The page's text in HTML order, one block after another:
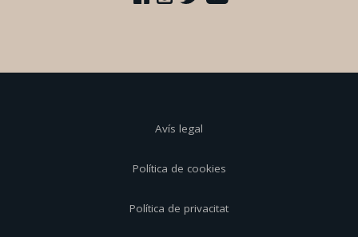
Avís legal
Política de cookies
Política de privacitat